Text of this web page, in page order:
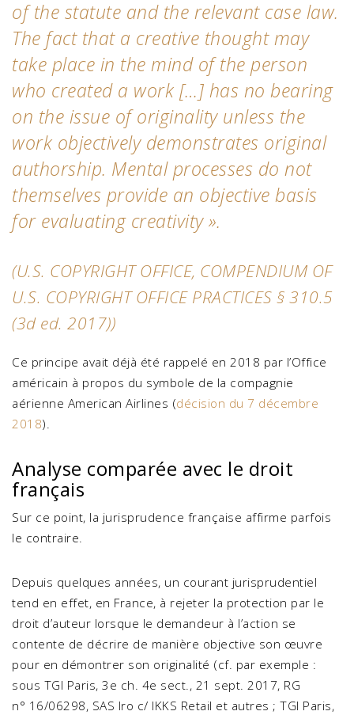
of the statute and the relevant case law.
The fact that a creative thought may
take place in the mind of the person
who created a work […] has no bearing
on the issue of originality unless the
work objectively demonstrates original
authorship. Mental processes do not
themselves provide an objective basis
for evaluating creativity».
(U.S. COPYRIGHT OFFICE, COMPENDIUM OF
U.S. COPYRIGHT OFFICE PRACTICES § 310.5
(3d ed. 2017))
Ce principe avait déjà été rappelé en 2018 par l’Office
américain à propos du symbole de la compagnie
aérienne American Airlines (décision du 7 décembre
2018).
Analyse comparée avec le droit
français
Sur ce point, la jurisprudence française affirme parfois
le contraire.
Depuis quelques années, un courant jurisprudentiel
tend en effet, en France, à rejeter la protection par le
droit d’auteur lorsque le demandeur à l’action se
contente de décrire de manière objective son œuvre
pour en démontrer son originalité (cf. par exemple :
sous TGI Paris, 3e ch. 4e sect., 21 sept. 2017, RG
n° 16/06298, SAS Iro c/ IKKS Retail et autres ; TGI Paris,